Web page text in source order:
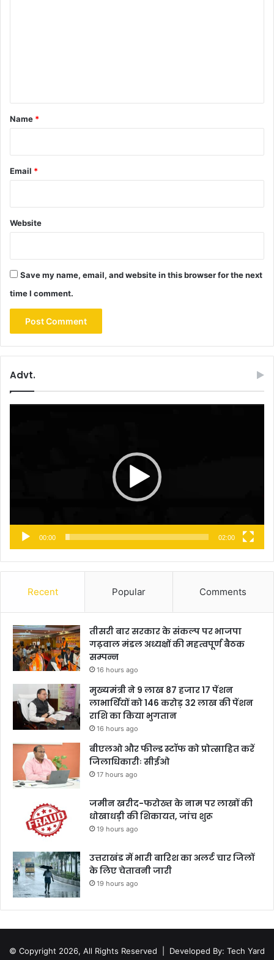
*
Name *
Email *
Website
Save my name, email, and website in this browser for the next
time I comment.
Advt.
00:00 02:00
Recent Popular Comments
तीसरी बार सरकार के संकल्प पर भाजपा
गढ़वाल मंडल अध्यक्षों की महत्वपूर्ण बैठक
सम्पन्न
16 hours ago
मुख्यमंत्री ने 9 लाख 87 हजार 17 पेंशन
लाभार्थियों को 146 करोड़ 32 लाख की पेंशन
राशि का किया भुगतान
16 hours ago
बीएलओ और फील्ड स्टॉफ को प्रोत्साहित करें
जिलाधिकारीः सीईओ
17 hours ago
जमीन खरीद-फरोख्त के नाम पर लाखों की
धोखाधड़ी की शिकायत, जांच शुरू
19 hours ago
उत्तराखंड में भारी बारिश का अलर्ट चार जिलों
के लिए चेतावनी जारी
19 hours ago
© Copyright 2026, All Rights Reserved | Developed By: Tech Yard